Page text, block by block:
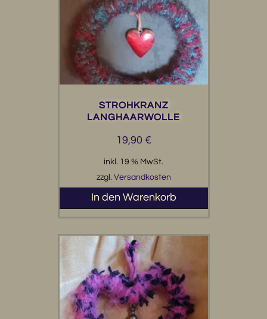
STROHKRANZ
LANGHAARWOLLE
19,90 €
inkl. 19 % MwSt.
zzgl. Versandkosten
In den Warenkorb